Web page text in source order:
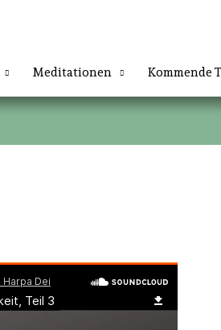
Meditationen Kommende